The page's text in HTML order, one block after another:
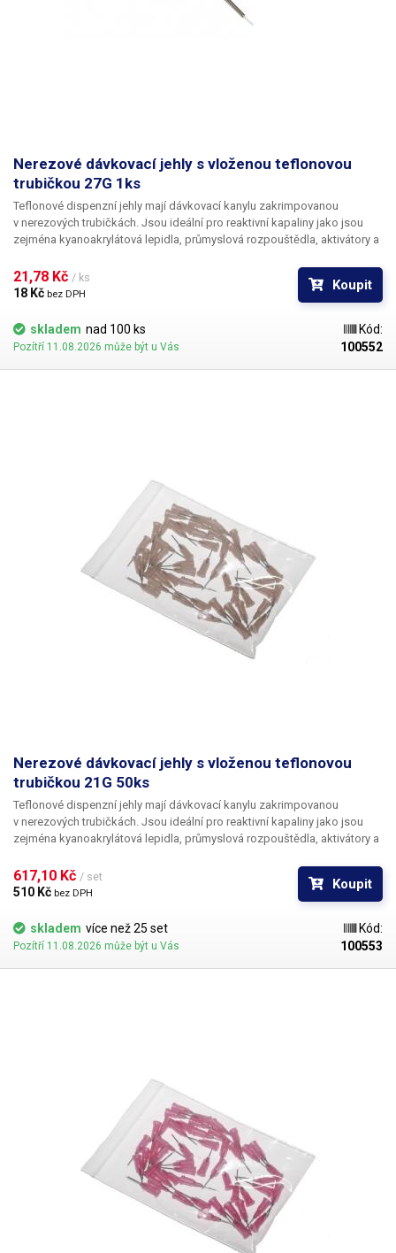
Nerezové dávkovací jehly s vloženou teflonovou
trubičkou 27G 1ks
Teflonové dispenzní jehly mají dávkovací kanylu zakrimpovanou
v nerezových trubičkách. Jsou ideální pro reaktivní kapaliny jako jsou
zejména kyanoakrylátová lepidla, průmyslová rozpouštědla, aktivátory a
vykazuje ještě lepší vlastnosti než PP. Teflonové kanyly netrpí ucpáváním
kyanoakryláty ani při nesouvislém provozu.
21,78 Kč / ks
18 Kč bez DPH
Koupit
skladem nad 100 ks
Pozítří 11.08.2026 může být u Vás
Kód:
100552
Nerezové dávkovací jehly s vloženou teflonovou
trubičkou 21G 50ks
Teflonové dispenzní jehly mají dávkovací kanylu zakrimpovanou
v nerezových trubičkách. Jsou ideální pro reaktivní kapaliny jako jsou
zejména kyanoakrylátová lepidla, průmyslová rozpouštědla, aktivátory a
vykazuje ještě lepší vlastnosti než PP. Teflonové kanyly netrpí ucpáváním
kyanoakryláty ani při nesouvislém provozu.
617,10 Kč / set
510 Kč bez DPH
Koupit
skladem více než 25 set
Pozítří 11.08.2026 může být u Vás
Kód:
100553